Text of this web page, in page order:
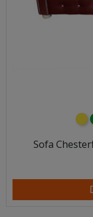
żółty
Sofa